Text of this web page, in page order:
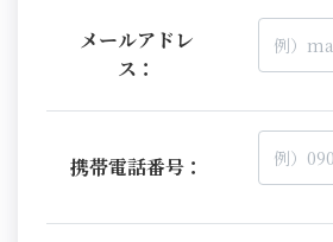
メールアドレ
ス：
携帯電話番号：